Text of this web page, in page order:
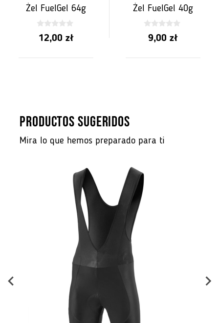
Żel FuelGel 64g
0
12,00 zł
Żel FuelGel 40g
9,00 zł
PRODUCTOS SUGERIDOS
Mira lo que hemos preparado para ti